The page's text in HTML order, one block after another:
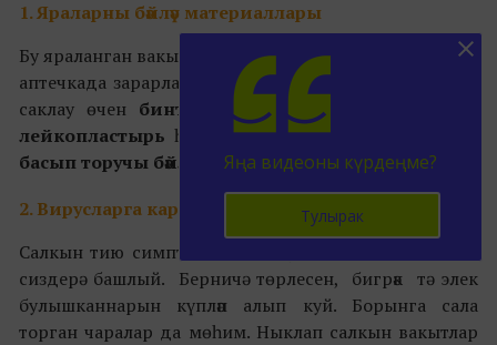
1. Яраларны бәйләү материаллары
Бу яраланган вакытта ярдәм итүнең иң төп чарасы. Һәр
аптечкада зарарланган өлкәне бәйләү һәм аны тузаннан
саклау өчен бинт
, кечкенә яраларны саклау өчен
лейкопластырь һәм кан туктасын өчен
басып торучы бәйләү чараларыбулырга тиеш.
2. Вирусларга каршы дарулар
Салкын тию симптомнары август ахырында әкренләп
сиздерә башлый. Берничә төрлесен, бигрәк тә элек
булышканнарын күпләп алып куй. Борынга сала
торган чаралар да мөһим. Ныклап салкын вакытлар
Яңа видеоны күрдеңме?
Тулырак